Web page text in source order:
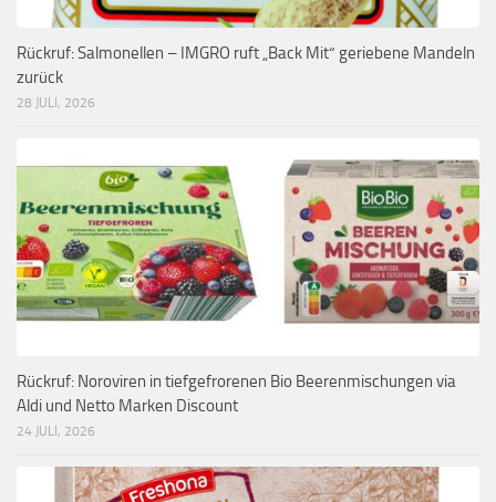
Rückruf: Salmonellen – IMGRO ruft „Back Mit“ geriebene Mandeln
zurück
28 JULI, 2026
Rückruf: Noroviren in tiefgefrorenen Bio Beerenmischungen via
Aldi und Netto Marken Discount
24 JULI, 2026